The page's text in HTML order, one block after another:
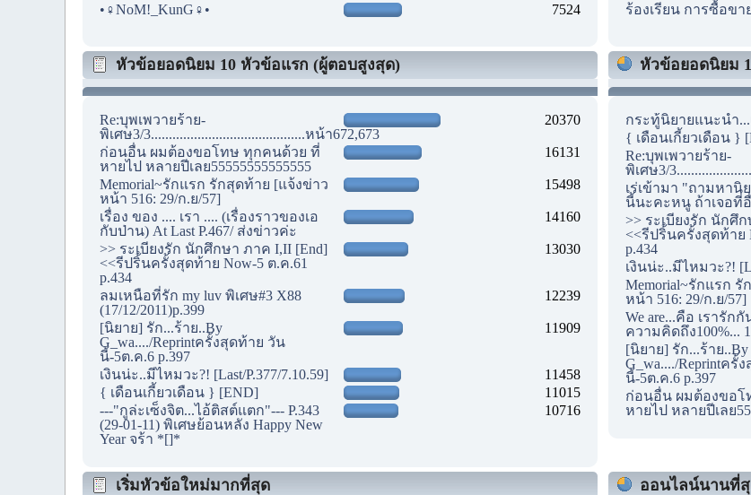
•♀NoM!_KunG♀•
7524
ร้องเรียน การซื้อขา
หัวข้อยอดนิยม 10 หัวข้อแรก (ผู้ตอบสูงสุด)
Re:บุพเพวายร้าย-
พิเศษ3/3...........................................หน้า672,673
20370
ก่อนอื่น ผมต้องขอโทษ ทุกคนด้วย ที่
หายไป หลายปีเลย55555555555555
16131
Memorial~รักแรก รักสุดท้าย [แจ้งข่าว
หน้า 516: 29/ก.ย/57]
15498
เรื่อง ของ .... เรา .... (เรื่องราวของเอ
กับป่าน) At Last P.467/ ส่งข่าวค่ะ
14160
>> ระเบียงรัก นักศึกษา ภาค I,II [End]
<<รีปริ้นครั้งสุดท้าย Now-5 ต.ค.61
p.434
13030
ลมเหนือที่รัก my luv พิเศษ#3 X88
(17/12/2011)p.399
12239
[นิยาย] รัก...ร้าย..By
G_wa..../Reprintครั้งสุดท้าย วัน
นี้-5ต.ค.6 p.397
11909
เงินน่ะ..มีไหมวะ?! [Last/P.377/7.10.59]
11458
{ เดือนเกี้ยวเดือน } [END]
11015
---"กูล่ะเซ็งจิต...ไอ้ติสต์แตก"--- P.343
(29-01-11) พิเศษย้อนหลัง Happy New
Year จร้า *[]*
10716
หัวข้อยอดนิยม
กระทู้นิยายแนะนำ
{ เดือนเกี้ยวเดือน }
Re:บุพเพวายร้าย-
พิเศษ3/
เร่เข้ามา "ถามหานิ
นี้นะคะหนู ถ้าเจอที่
>> ระเบียงรัก นักศึ
<<รีปริ้นครั้งสุดท้าย
p.434
เงินน่ะ..มีไหมวะ?!
Memorial~รักแรก
หน้า 516: 29/ก.ย/57]
We are...คือ เรารัก
ความคิดถึง100%...
[นิยาย] รัก...ร้าย..By
G_wa..../Reprintครั้
นี้-5ต.ค.6 p.397
ก่อนอื่น ผมต้องขอ
หายไป หลายปีเลย
เริ่มหัวข้อใหม่มากที่สุด ออนไลน์นานที่